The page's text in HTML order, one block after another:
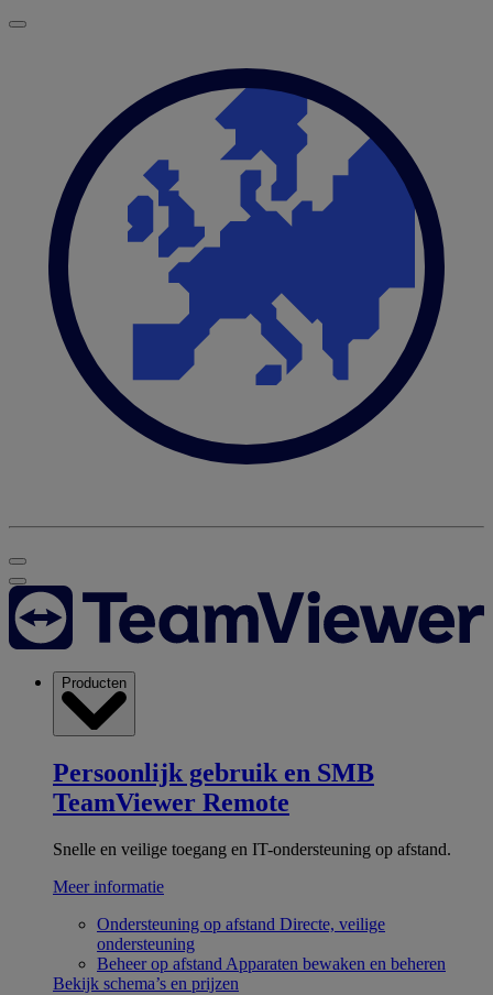
Producten
Persoonlijk gebruik en SMB
TeamViewer Remote
Snelle en veilige toegang en IT-ondersteuning op afstand.
Meer informatie
Ondersteuning op afstand Directe, veilige
ondersteuning
Beheer op afstand Apparaten bewaken en beheren
Bekijk schema’s en prijzen